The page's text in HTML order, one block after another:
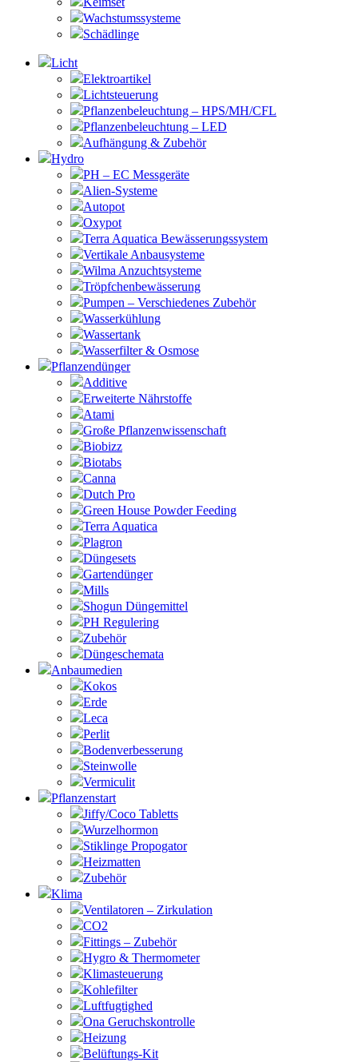
Wachstumssysteme
Schädlinge
Licht
Elektroartikel
Lichtsteuerung
Pflanzenbeleuchtung – HPS/MH/CFL
Pflanzenbeleuchtung – LED
Aufhängung & Zubehör
Hydro
PH – EC Messgeräte
Alien-Systeme
Autopot
Oxypot
Terra Aquatica Bewässerungssystem
Vertikale Anbausysteme
Wilma Anzuchtsysteme
Tröpfchenbewässerung
Pumpen – Verschiedenes Zubehör
Wasserkühlung
Wassertank
Wasserfilter & Osmose
Pflanzendünger
Additive
Erweiterte Nährstoffe
Atami
Große Pflanzenwissenschaft
Biobizz
Biotabs
Canna
Dutch Pro
Green House Powder Feeding
Terra Aquatica
Plagron
Düngesets
Gartendünger
Mills
Shogun Düngemittel
PH Regulering
Zubehör
Düngeschemata
Anbaumedien
Kokos
Erde
Leca
Perlit
Bodenverbesserung
Steinwolle
Vermiculit
Pflanzenstart
Jiffy/Coco Tabletts
Wurzelhormon
Stiklinge Propogator
Heizmatten
Zubehör
Klima
Ventilatoren – Zirkulation
CO2
Fittings – Zubehör
Hygro & Thermometer
Klimasteuerung
Kohlefilter
Luftfugtighed
Ona Geruchskontrolle
Heizung
Belüftungs-Kit